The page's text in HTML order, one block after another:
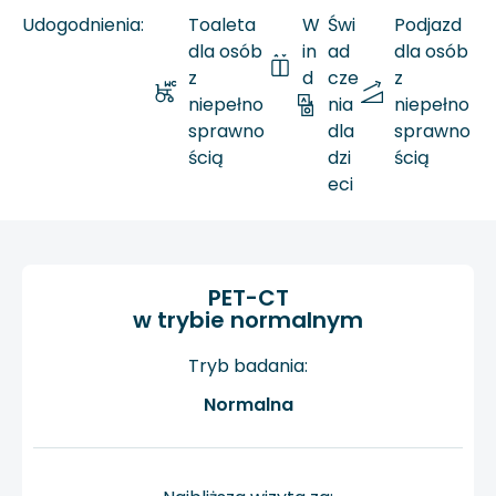
Udogodnienia:
Toaleta
dla osób
z
niepełno
sprawno
ścią
W
in
d
a
Świ
ad
cze
nia
dla
dzi
eci
Podjazd
dla osób
z
niepełno
sprawno
ścią
PET-CT
w trybie normalnym
Tryb badania:
Normalna